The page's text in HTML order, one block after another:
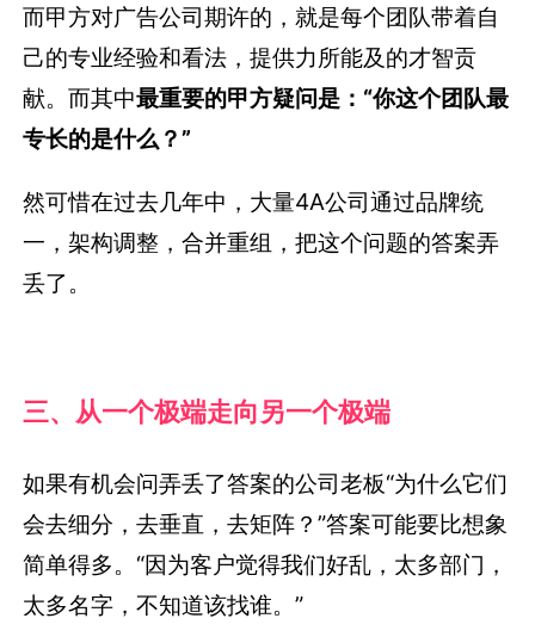
而甲方对广告公司期许的，就是每个团队带着自
己的专业经验和看法，提供力所能及的才智贡
献。而其中最重要的甲方疑问是：“你这个团队最
专长的是什么？”
然可惜在过去几年中，大量4A公司通过品牌统
一，架构调整，合并重组，把这个问题的答案弄
丢了。
三、从一个极端走向另一个极端
如果有机会问弄丢了答案的公司老板“为什么它们
会去细分，去垂直，去矩阵？”答案可能要比想象
简单得多。“因为客户觉得我们好乱，太多部门，
太多名字，不知道该找谁。”